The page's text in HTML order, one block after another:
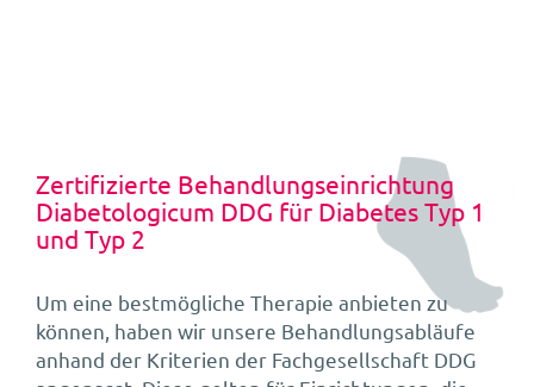
Zertifizierte Behandlungseinrichtung
Diabetologicum DDG für Diabetes Typ 1
und Typ 2
Um eine bestmögliche Therapie anbieten zu
können, haben wir unsere Behandlungsabläufe
anhand der Kriterien der Fachgesellschaft DDG